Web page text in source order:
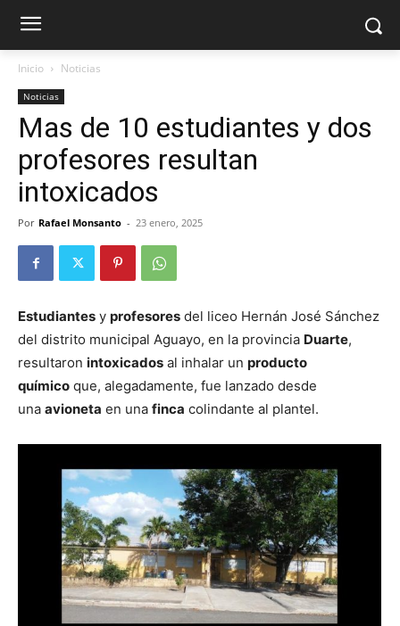
Inicio Noticias
Noticias
Mas de 10 estudiantes y dos
profesores resultan
intoxicados
Por Rafael Monsanto - 23 enero, 2025
Estudiantes y profesores del liceo Hernán José Sánchez
del distrito municipal Aguayo, en la provincia Duarte,
resultaron intoxicados al inhalar un producto
químico que, alegadamente, fue lanzado desde
una avioneta en una finca colindante al plantel.